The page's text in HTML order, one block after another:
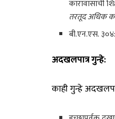
कारावासाची
तरतूद अधिक
बी.एन.एस.
अदखलपात्र गुन्हे:
काही गुन्हे